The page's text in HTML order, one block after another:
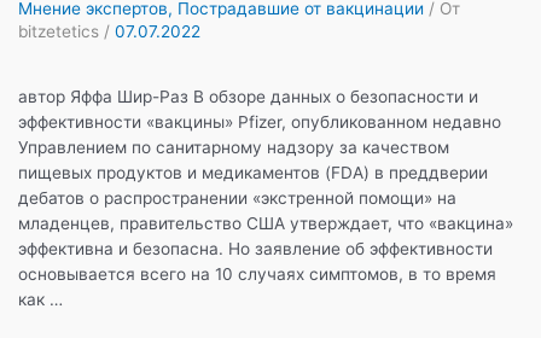
Мнение экспертов, Пострадавшие от вакцинации / От
bitzetetics / 07.07.2022
автор Яффа Шир-Раз В обзоре данных о безопасности и
эффективности «вакцины» Pfizer, опубликованном недавно
Управлением по санитарному надзору за качеством
пищевых продуктов и медикаментов (FDA) в преддверии
дебатов о распространении «экстренной помощи» на
младенцев, правительство США утверждает, что «вакцина»
эффективна и безопасна. Но заявление об эффективности
основывается всего на 10 случаях симптомов, в то время
как …